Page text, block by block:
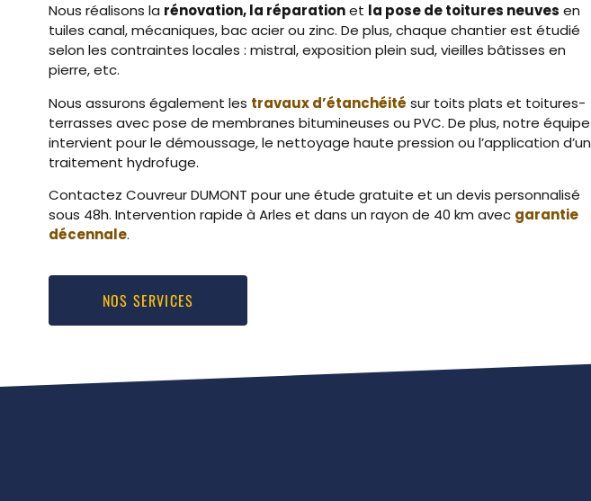
Nous réalisons la rénovation, la réparationet la pose de toitures neuves en
tuiles canal, mécaniques, bac acier ou zinc. De plus, chaque chantier est étudié
selon les contraintes locales : mistral, exposition plein sud, vieilles bâtisses en
pierre, etc.
Nous assurons également les travaux d’étanchéité sur toits plats et toitures-
terrasses avec pose de membranes bitumineuses ou PVC. De plus, notre équipe
intervient pour le démoussage, le nettoyage haute pression ou l’application d’un
traitement hydrofuge.
Contactez Couvreur DUMONT pour une étude gratuite et un devis personnalisé
sous 48h. Intervention rapide à Arles et dans un rayon de 40 km avec garantie
décennale.
NOS SERVICES